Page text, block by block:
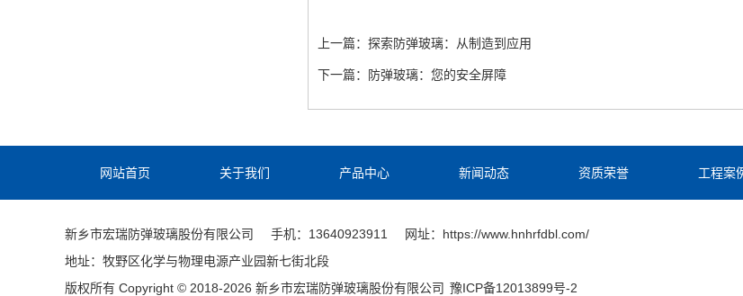
上一篇： 探索防弹玻璃：从制造到应用
下一篇： 防弹玻璃：您的安全屏障
网站首页 关于我们 产品中心 新闻动态 资质荣誉 工程案
新乡市宏瑞防弹玻璃股份有限公司 手机：13640923911
网址：https://www.hnhrfdbl.com/
地址：牧野区化学与物理电源产业园新七街北段
版权所有 Copyright © 2018-2026 新乡市宏瑞防弹玻璃股份有限公司 豫ICP备12013899号-2